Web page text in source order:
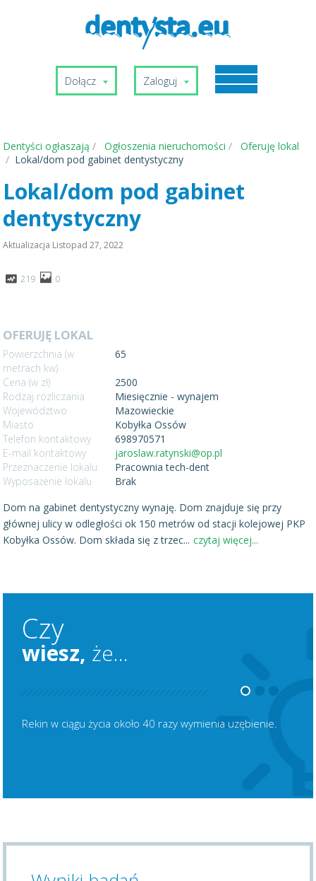
Dołącz Zaloguj
Dentyści ogłaszają Ogłoszenia nieruchomości
Oferuję lokal
Lokal/dom pod gabinet dentystyczny
Lokal/dom pod gabinet
dentystyczny
Aktualizacja Listopad 27, 2022
219 0
OFERUJĘ LOKAL
Powierzchnia (w
metrach kw)
65
Cena (w zł)
2500
Rodzaj rozliczania
Miesięcznie - wynajem
Województwo
Mazowieckie
Miasto
Kobyłka Ossów
Telefon kontaktowy
698970571
E-mail kontaktowy
jaroslaw.ratynski@op.pl
Przeznaczenie lokalu
Pracownia tech-dent
Wyposażenie lokalu
Brak
Dom na gabinet dentystyczny wynaję. Dom znajduje się przy
głównej ulicy w odległości ok 150 metrów od stacji kolejowej PKP
Kobyłka Ossów. Dom składa się z trzec... czytaj więcej...
Czy
wiesz, że...
Rekin w ciągu życia około 40 razy wymienia uzębienie.